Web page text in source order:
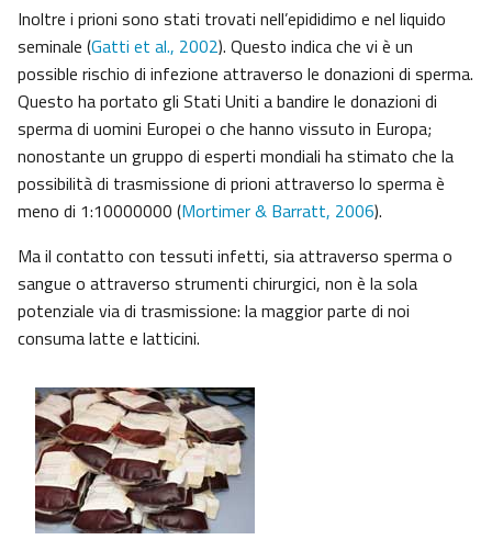
Inoltre i prioni sono stati trovati nell’epididimo e nel liquido
seminale (Gatti et al., 2002). Questo indica che vi è un
possible rischio di infezione attraverso le donazioni di sperma.
Questo ha portato gli Stati Uniti a bandire le donazioni di
sperma di uomini Europei o che hanno vissuto in Europa;
nonostante un gruppo di esperti mondiali ha stimato che la
possibilità di trasmissione di prioni attraverso lo sperma è
meno di 1:10000000 (Mortimer & Barratt, 2006).
Ma il contatto con tessuti infetti, sia attraverso sperma o
sangue o attraverso strumenti chirurgici, non è la sola
potenziale via di trasmissione: la maggior parte di noi
consuma latte e latticini.